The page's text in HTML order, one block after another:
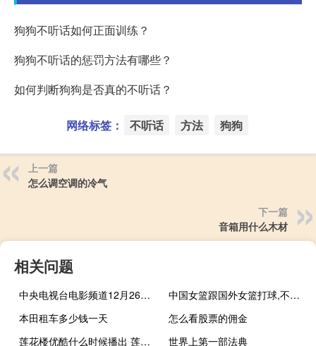
狗狗不听话如何正面训练？
狗狗不听话的惩罚方法有哪些？
如何判断狗狗是否真的不听话？
网络标签： 不听话 方法 狗狗
上一篇
怎么调空调的冷气
下一篇
音箱用什么木材
相关问题
中央电视台电影频道12月26日节目表 全国电视节目预告表
中国女篮跟国外女篮打球,不被对方队员的体臭熏晕吗 中国女篮vs美国女篮
本田租车多少钱一天
怎么看股票的佣金
莲花楼优酷什么时候播出 莲花楼在什么平台播出
世界上第一部法典